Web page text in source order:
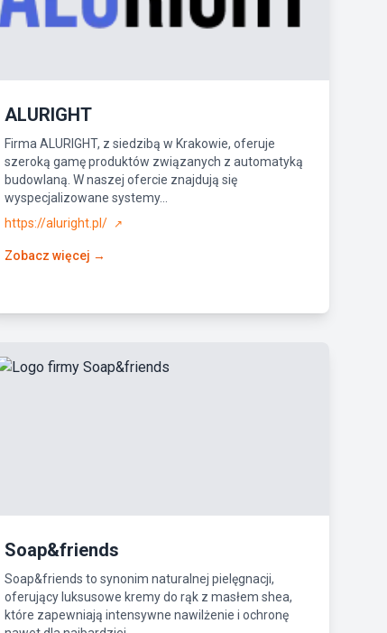
ALURIGHT
Firma ALURIGHT, z siedzibą w Krakowie, oferuje
szeroką gamę produktów związanych z automatyką
budowlaną. W naszej ofercie znajdują się
wyspecjalizowane systemy...
https://aluright.pl/
↗
Zobacz więcej →
Soap&friends
Soap&friends to synonim naturalnej pielęgnacji,
oferujący luksusowe kremy do rąk z masłem shea,
które zapewniają intensywne nawilżenie i ochronę